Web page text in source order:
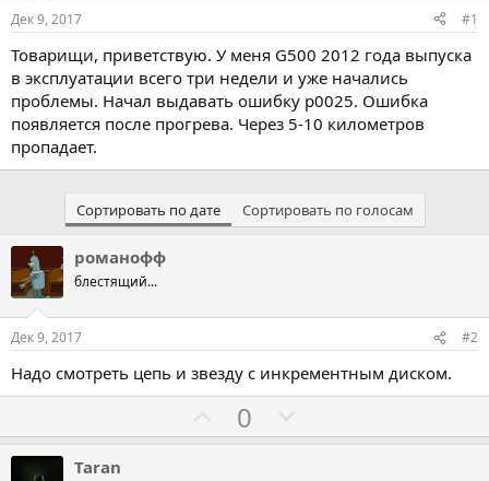
а
Дек 9, 2017 #1
Товарищи, приветствую. У меня G500 2012 года выпуска
в эксплуатации всего три недели и уже начались
проблемы. Начал выдавать ошибку р0025. Ошибка
появляется после прогрева. Через 5-10 километров
пропадает.
Сортировать по дате Сортировать по голосам
романофф
блестящий...
Дек 9, 2017 #2
Надо смотреть цепь и звезду с инкрементным диском.
о
0
о
Taran